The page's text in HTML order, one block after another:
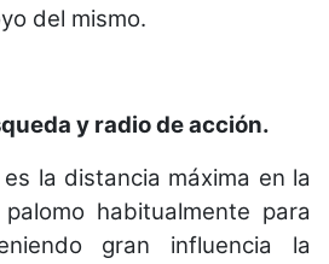
del mismo.
y radio de acción.
la distancia máxima en la
habitualmente para
gran influencia la